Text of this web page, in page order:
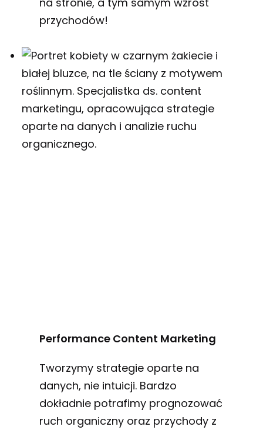
przychodów!
Performance Content Marketing
Tworzymy strategie oparte na
danych, nie intuicji. Bardzo
dokładnie potrafimy prognozować
ruch organiczny oraz przychody z